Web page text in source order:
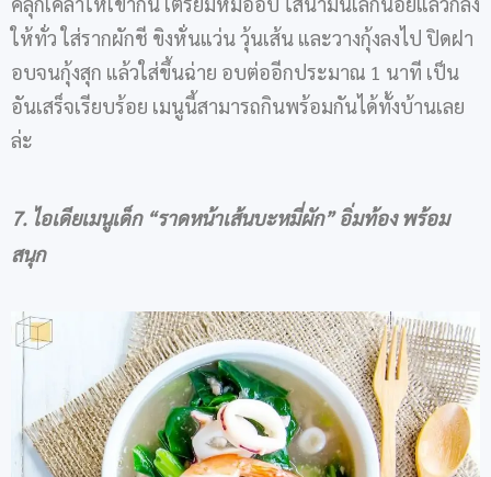
ให้ทั่ว ใส่รากผักชี ขิงหั่นแว่น วุ้นเส้น และวางกุ้งลงไป ปิดฝา
อบจนกุ้งสุก แล้วใส่ขึ้นฉ่าย อบต่ออีกประมาณ 1 นาที เป็น
อันเสร็จเรียบร้อย เมนูนี้สามารถกินพร้อมกันได้ทั้งบ้านเลย
ล่ะ
7. ไอเดียเมนูเด็ก “ราดหน้าเส้นบะหมี่ผัก”อิ่มท้อง พร้อม
สนุก